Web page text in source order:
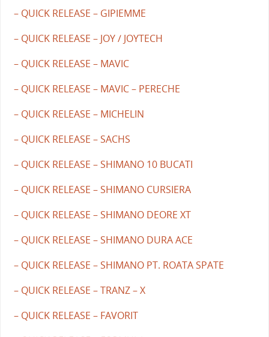
– QUICK RELEASE – GIPIEMME
– QUICK RELEASE – JOY / JOYTECH
– QUICK RELEASE – MAVIC
– QUICK RELEASE – MAVIC – PERECHE
– QUICK RELEASE – MICHELIN
– QUICK RELEASE – SACHS
– QUICK RELEASE – SHIMANO 10 BUCATI
– QUICK RELEASE – SHIMANO CURSIERA
– QUICK RELEASE – SHIMANO DEORE XT
– QUICK RELEASE – SHIMANO DURA ACE
– QUICK RELEASE – SHIMANO PT. ROATA SPATE
– QUICK RELEASE – TRANZ – X
– QUICK RELEASE – FAVORIT